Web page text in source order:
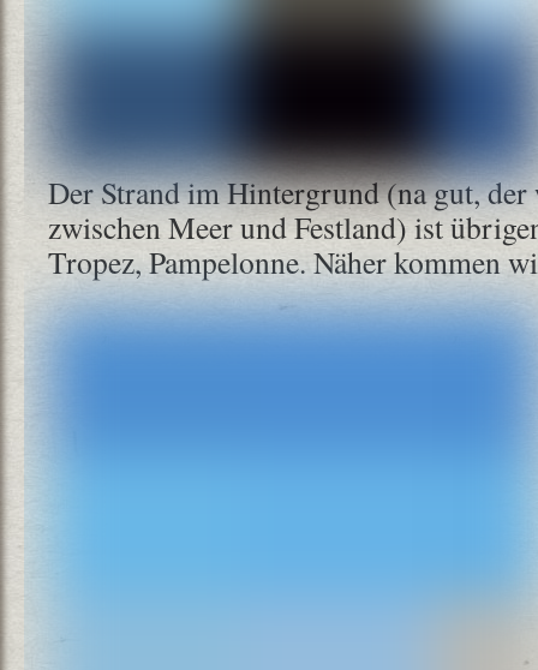
Der Strand im Hintergrund (na gut, der
zwischen Meer und Festland) ist
Tropez, Pampelonne. Näher kommen